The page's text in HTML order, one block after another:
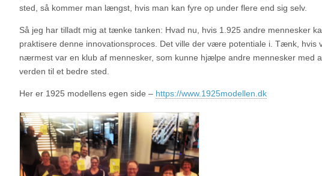
sted, så kommer man længst, hvis man kan fyre op under flere end sig selv.
Så jeg har tilladt mig at tænke tanken: Hvad nu, hvis 1.925 andre mennesker
praktisere denne innovationsproces. Det ville der være potentiale i. Tænk, hvis
nærmest var en klub af mennesker, som kunne hjælpe andre mennesker med
verden til et bedre sted.
Her er 1925 modellens egen side – https://www.1925modellen.dk